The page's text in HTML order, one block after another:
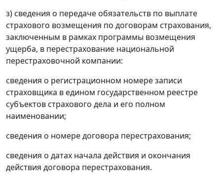
з) сведения о передаче обязательств по выплате
страхового возмещения по договорам страхования,
заключенным в рамках программы возмещения
ущерба, в перестрахование национальной
перестраховочной компании:
сведения о регистрационном номере записи
страховщика в едином государственном реестре
субъектов страхового дела и его полном
наименовании;
сведения о номере договора перестрахования;
сведения о датах начала действия и окончания
действия договора перестрахования.